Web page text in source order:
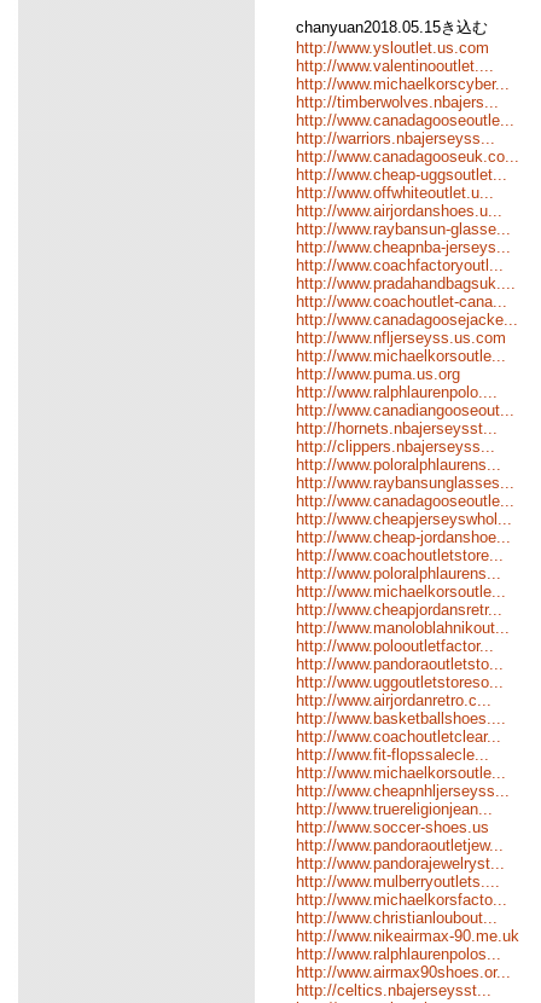
chanyuan2018.05.15き込む
http://www.ysloutlet.us.com
http://www.valentinooutlet....
http://www.michaelkorscyber...
http://timberwolves.nbajers...
http://www.canadagooseoutle...
http://warriors.nbajerseyss...
http://www.canadagooseuk.co...
http://www.cheap-uggsoutlet...
http://www.offwhiteoutlet.u...
http://www.airjordanshoes.u...
http://www.raybansun-glasse...
http://www.cheapnba-jerseys...
http://www.coachfactoryoutl...
http://www.pradahandbagsuk....
http://www.coachoutlet-cana...
http://www.canadagoosejacke...
http://www.nfljerseyss.us.com
http://www.michaelkorsoutle...
http://www.puma.us.org
http://www.ralphlaurenpolo....
http://www.canadiangooseout...
http://hornets.nbajerseysst...
http://clippers.nbajerseyss...
http://www.poloralphlaurens...
http://www.raybansunglasses...
http://www.canadagooseoutle...
http://www.cheapjerseyswhol...
http://www.cheap-jordanshoe...
http://www.coachoutletstore...
http://www.poloralphlaurens...
http://www.michaelkorsoutle...
http://www.cheapjordansretr...
http://www.manoloblahnikout...
http://www.polooutletfactor...
http://www.pandoraoutletsto...
http://www.uggoutletstoreso...
http://www.airjordanretro.c...
http://www.basketballshoes....
http://www.coachoutletclear...
http://www.fit-flopssalecle...
http://www.michaelkorsoutle...
http://www.cheapnhljerseyss...
http://www.truereligionjean...
http://www.soccer-shoes.us
http://www.pandoraoutletjew...
http://www.pandorajewelryst...
http://www.mulberryoutlets....
http://www.michaelkorsfacto...
http://www.christianloubout...
http://www.nikeairmax-90.me.uk
http://www.ralphlaurenpolos...
http://www.airmax90shoes.or...
http://celtics.nbajerseysst...